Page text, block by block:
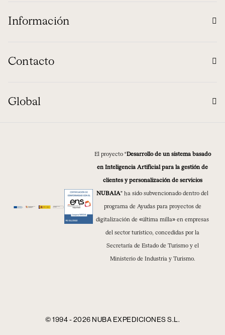
Información
Contacto
Global
El proyecto “Desarrollo de un sistema basado
en Inteligencia Artificial para la gestión de
clientes y personalización de servicios
NUBAIA” ha sido subvencionado dentro del
programa de Ayudas para proyectos de
digitalización de «última milla» en empresas
del sector turístico, concedidas por la
Secretaría de Estado de Turismo y el
Ministerio de Industria y Turismo.
© 1994 - 2026 NUBA EXPEDICIONES S.L.